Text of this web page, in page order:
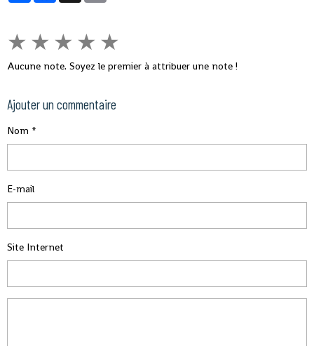
★ ★ ★ ★ ★
Aucune note. Soyez le premier à attribuer une note !
Ajouter un commentaire
Nom
E-mail
Site Internet